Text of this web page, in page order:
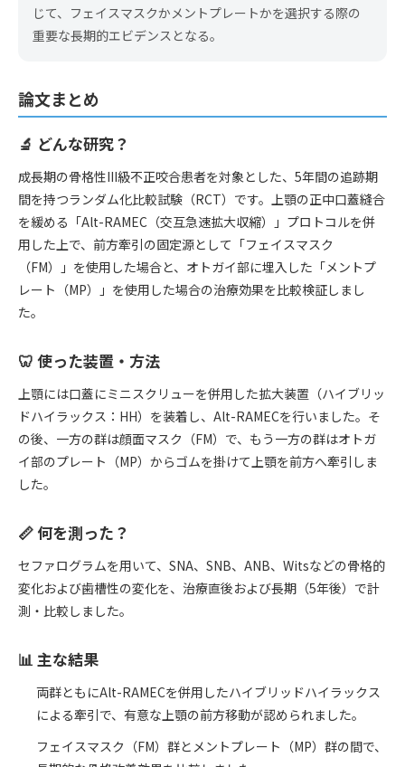
じて、フェイスマスクかメントプレートかを選択する際の
重要な長期的エビデンスとなる。
論文まとめ
🔬 どんな研究？
成長期の骨格性III級不正咬合患者を対象とした、5年間の追跡期
間を持つランダム化比較試験（RCT）です。上顎の正中口蓋縫合
を緩める「Alt-RAMEC（交互急速拡大収縮）」プロトコルを併
用した上で、前方牽引の固定源として「フェイスマスク
（FM）」を使用した場合と、オトガイ部に埋入した「メントプ
レート（MP）」を使用した場合の治療効果を比較検証しまし
た。
🦷 使った装置・方法
上顎には口蓋にミニスクリューを併用した拡大装置（ハイブリッ
ドハイラックス：HH）を装着し、Alt-RAMECを行いました。そ
の後、一方の群は顔面マスク（FM）で、もう一方の群はオトガ
イ部のプレート（MP）からゴムを掛けて上顎を前方へ牽引しま
した。
📏 何を測った？
セファログラムを用いて、SNA、SNB、ANB、Witsなどの骨格的
変化および歯槽性の変化を、治療直後および長期（5年後）で計
測・比較しました。
📊 主な結果
両群ともにAlt-RAMECを併用したハイブリッドハイラックス
による牽引で、有意な上顎の前方移動が認められました。
フェイスマスク（FM）群とメントプレート（MP）群の間で、